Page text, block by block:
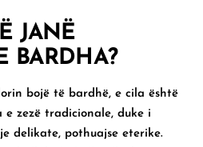
JANË
BARDHA?
bojë të bardhë, e cila është
e zezë tradicionale, duke i
delikate, pothuajse eterike.